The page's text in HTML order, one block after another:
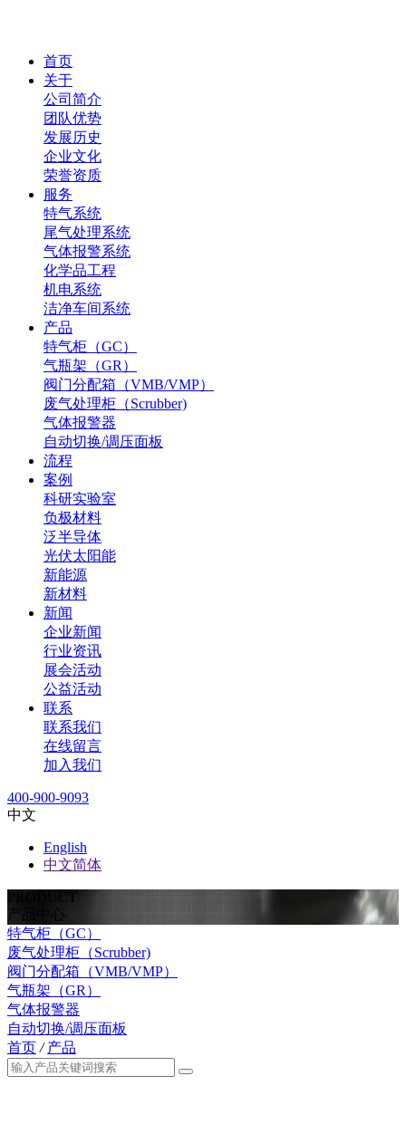
首页
关于
公司简介
团队优势
发展历史
企业文化
荣誉资质
服务
特气系统
尾气处理系统
气体报警系统
化学品工程
机电系统
洁净车间系统
产品
特气柜（GC）
气瓶架（GR）
阀门分配箱（VMB/VMP）
废气处理柜（Scrubber)
气体报警器
自动切换/调压面板
流程
案例
科研实验室
负极材料
泛半导体
光伏太阳能
新能源
新材料
新闻
企业新闻
行业资讯
展会活动
公益活动
联系
联系我们
在线留言
加入我们
400-900-9093
中文
English
中文简体
产品中心
特气柜（GC）
废气处理柜（Scrubber)
阀门分配箱（VMB/VMP）
气瓶架（GR）
气体报警器
自动切换/调压面板
首页 / 产品